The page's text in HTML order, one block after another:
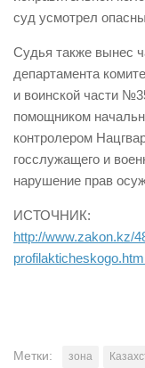
суд усмотрел
Судья также вынес
департамента
и воинской части
помощником
контролером
госслужащего и
нарушение прав
ИСТОЧНИК:
http://www.zakon.kz/
Метки: зона